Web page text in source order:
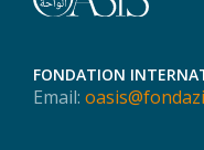
FONDATION
Email: